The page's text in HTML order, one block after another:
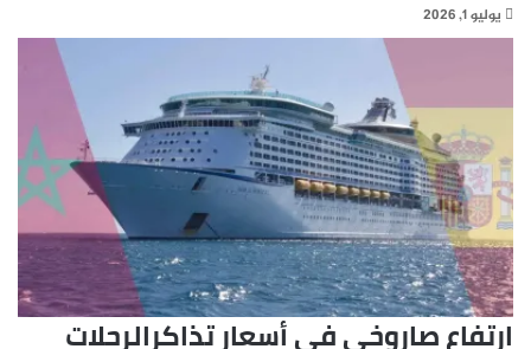
يوليو 1, 2026
ارتفاع صاروخي في أسعار تذاكرالرحلات